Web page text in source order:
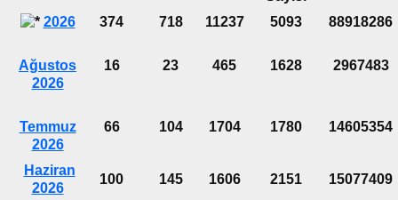
2026 374 718 11237 5093 88918286
Ağustos
2026
16 23 465 1628 2967483
Temmuz
2026
66 104 1704 1780 14605354
Haziran
2026
100 145 1606 2151 15077409